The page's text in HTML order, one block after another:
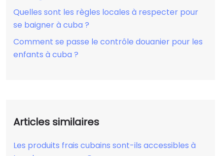
Quelles sont les règles locales à respecter pour
se baigner à cuba ?
Comment se passe le contrôle douanier pour les
enfants à cuba ?
Articles similaires
Les produits frais cubains sont-ils accessibles à